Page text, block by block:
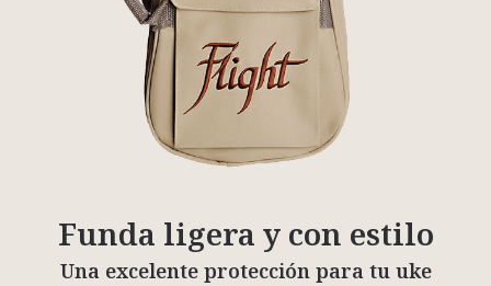
Funda ligera y con estilo
Una excelente protección para tu uke